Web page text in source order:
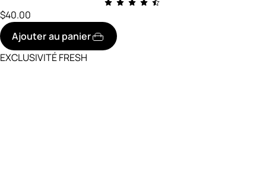
$40.00
Ajouter au panier
EXCLUSIVITÉ FRESH